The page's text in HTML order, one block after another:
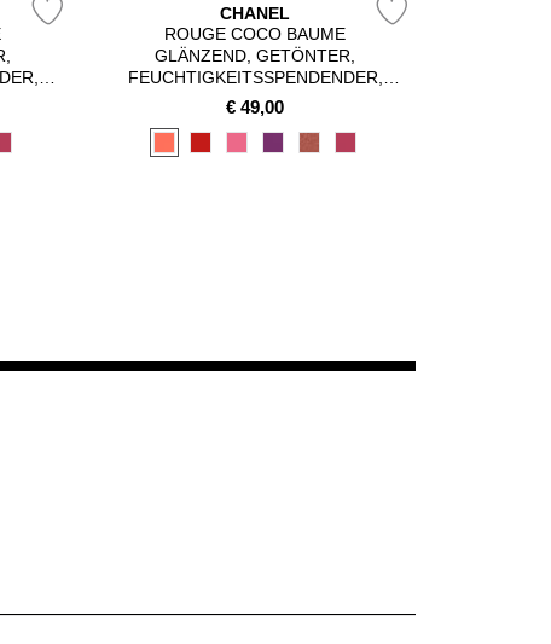
CHANEL
ROUGE COCO BAUME
GLÄNZEND, GETÖNTER,
FEUCHTIGKEITSSPENDENDER,
VERSCHÖNERNDER LIPPENBALSAM
MIT INDIVIDUELLER FARBINTENSITÄT
€49,00